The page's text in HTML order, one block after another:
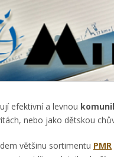
efektivní a levnou
nebo jako dětskou
většinu sortimentu PMR